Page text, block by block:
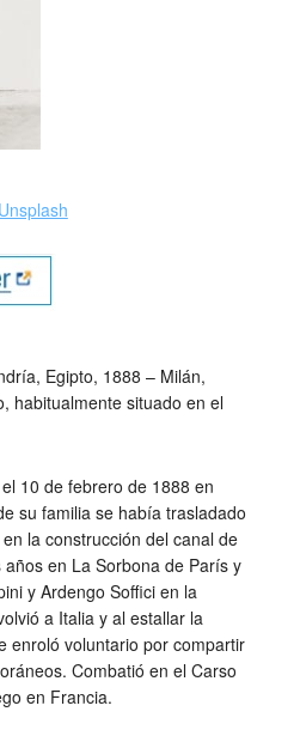
Unsplash
Egipto, 1888 – Milán,
habitualmente situado en el
10 de febrero de 1888 en
su familia se había trasladado
la construcción del canal de
en La Sorbona de París y
y Ardengo Soffici en la
a Italia y al estallar la
enroló voluntario por compartir
Combatió en el Carso
en Francia.